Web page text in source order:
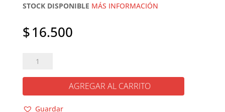
STOCK DISPONIBLE MÁS INFORMACIÓN
$16.500
¿POR
SE
RIEN
DE
AGREGAR AL CARRITO
Guardar